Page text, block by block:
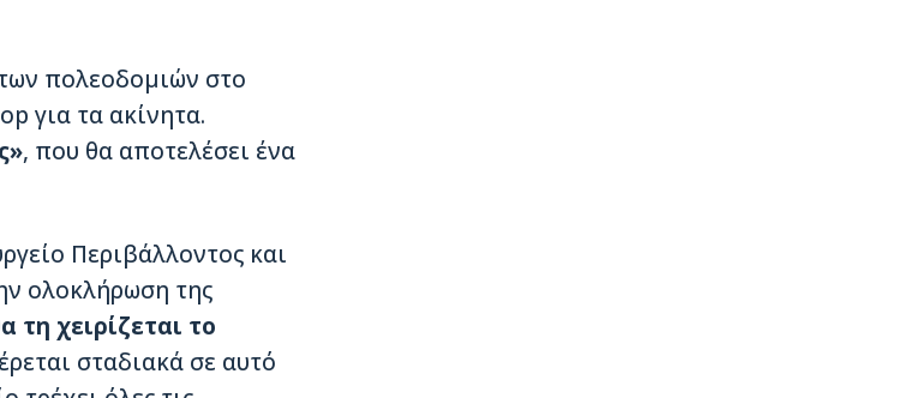
πολεοδομιών στο
για τα ακίνητα.
, που θα αποτελέσει ένα
Περιβάλλοντος και
ολοκλήρωση της
τη χειρίζεται το
σταδιακά σε αυτό